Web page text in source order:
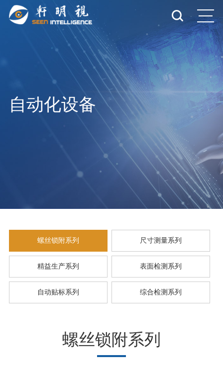
自动化设备
螺丝锁附系列 尺寸测量系列
精益生产系列 表面检测系列
自动贴标系列 综合检测系列
螺丝锁附系列